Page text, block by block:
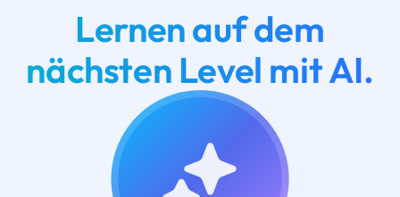
Lernen auf dem
nächsten Level mit AI.